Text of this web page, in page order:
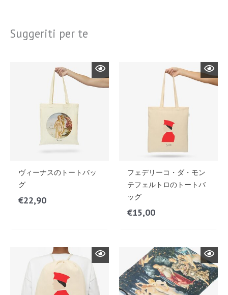
Suggeriti per te
ヴィーナスのトートバッ
グ
€22,90
フェデリーコ・ダ・モン
テフェルトロのトートバ
ッグ
€15,00